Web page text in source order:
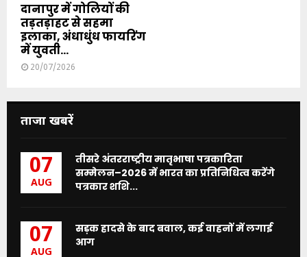
दानापुर में गोलियों की
तड़तड़ाहट से सहमा
इलाका, अंधाधुंध फायरिंग
में युवती...
20/07/2026
ताजा खबरें
07
AUG
तीसरे अंतरराष्ट्रीय मातृभाषा पत्रकारिता
सम्मेलन–2026 में भारत का प्रतिनिधित्व करेंगे
पत्रकार शशि...
07
AUG
सड़क हादसे के बाद बवाल, कई वाहनों में लगाई
आग